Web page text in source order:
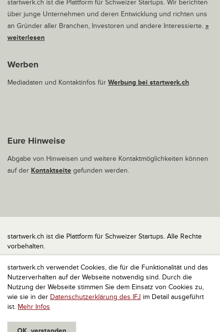
startwerk.ch verwendet Cookies, die für die Funktionalität und das
Nutzerverhalten auf der Webseite notwendig sind. Durch die
Nutzung der Webseite stimmen Sie dem Einsatz von Cookies zu,
wie sie in der Datenschutzerklärung des IFJ im Detail ausgeführt
ist. Mehr Infos
startwerk.ch ist die Plattform für Schweizer Startups. Wir berichten
über junge Unternehmen und deren Entwicklung und richten uns
an Gründer aller Branchen, Investoren und andere Interessierte. »
weiterlesen
Werben
Mediadaten und Kontaktinfos für Werbung bei startwerk.ch
Eure Hinweise
Abgabe von Hinweisen und weitere Kontaktmöglichkeiten können
auf der Kontaktseite gefunden werden.
startwerk.ch ist die Plattform für Schweizer Startups. Alle Rechte
vorbehalten.
Impressum
Kontakt
nach oben